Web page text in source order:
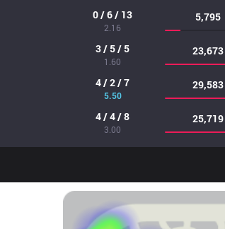
0 / 6 / 13
2.16
5,795
3 / 5 / 5
1.60
23,673
4 / 2 / 7
5.50
29,583
4 / 4 / 8
3.00
25,719